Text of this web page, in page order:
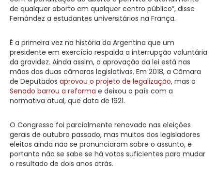
de qualquer aborto em qualquer centro público”, disse
Fernández a estudantes universitários na França.
É a primeira vez na história da Argentina que um
presidente em exercício respalda a interrupção voluntária
da gravidez. Ainda assim, a aprovação da lei está nas
mãos das duas câmaras legislativas. Em 2018, a Câmara
de Deputados aprovou o projeto de legalização, mas o
Senado barrou a reforma e deixou o país com a
normativa atual, que data de 1921.
O Congresso foi parcialmente renovado nas eleições
gerais de outubro passado, mas muitos dos legisladores
eleitos ainda não se pronunciaram sobre o assunto, e
portanto não se sabe se há votos suficientes para mudar
o resultado de dois anos atrás.